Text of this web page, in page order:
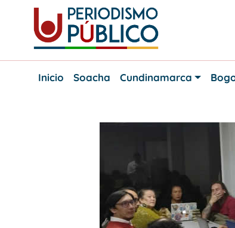
content
Periodismo
Noticias
Inicio
Soacha Cundinamarca